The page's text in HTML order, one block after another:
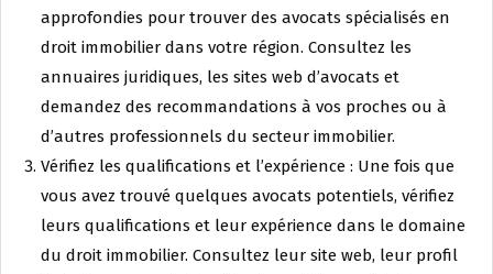
approfondies pour trouver des avocats spécialisés en
droit immobilier dans votre région. Consultez les
annuaires juridiques, les sites web d’avocats et
demandez des recommandations à vos proches ou à
d’autres professionnels du secteur immobilier.
Vérifiez les qualifications et l’expérience : Une fois que
vous avez trouvé quelques avocats potentiels, vérifiez
leurs qualifications et leur expérience dans le domaine
du droit immobilier. Consultez leur site web, leur profil